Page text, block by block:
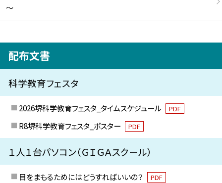
～
配布文書
科学教育フェスタ
2026堺科学教育フェスタ_タイムスケジュール PDF
R8堺科学教育フェスタ_ポスター PDF
１人１台パソコン（ＧＩＧＡスクール）
目をまもるためにはどうすればいいの？ PDF